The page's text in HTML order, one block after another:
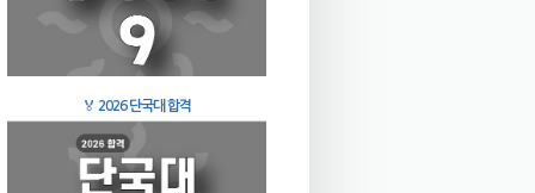
🏅 2026 단국대 합격